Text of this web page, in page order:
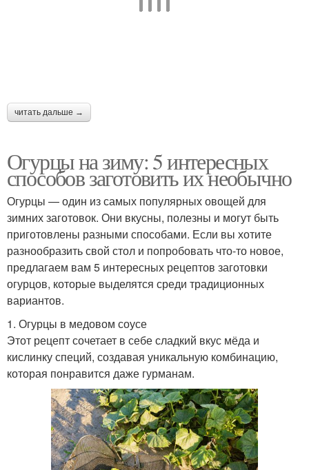
читать дальше →
Огурцы на зиму: 5 интересных
способов заготовить их необычно
Огурцы — один из самых популярных овощей для
зимних заготовок. Они вкусны, полезны и могут быть
приготовлены разными способами. Если вы хотите
разнообразить свой стол и попробовать что-то новое,
предлагаем вам 5 интересных рецептов заготовки
огурцов, которые выделятся среди традиционных
вариантов.
1. Огурцы в медовом соусе
Этот рецепт сочетает в себе сладкий вкус мёда и
кислинку специй, создавая уникальную комбинацию,
которая понравится даже гурманам.